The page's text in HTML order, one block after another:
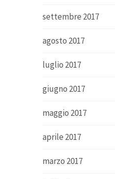
settembre 2017
agosto 2017
luglio 2017
giugno 2017
maggio 2017
aprile 2017
marzo 2017